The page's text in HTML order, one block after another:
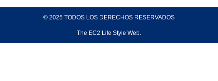
© 2025 TODOS LOS DERECHOS RESERVADOS
The EC2 Life Style Web.